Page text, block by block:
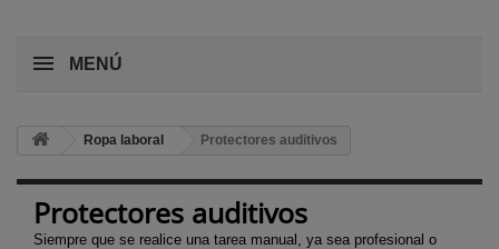
MENÚ
Ropa laboral Protectores auditivos
Protectores auditivos
Siempre que se realice una tarea manual, ya sea profesional o